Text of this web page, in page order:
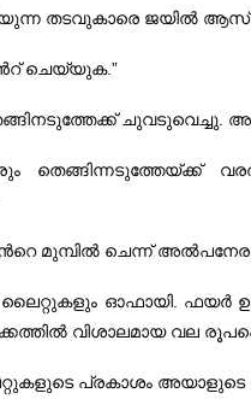
തടവുകാരെ ജയില്‍
ചെയ്യുക.”
ചുവടുവെച്ചു.
മുമ്പില്‍ ചെന്ന്‌
ലൈറ്റുകളും ഓഫായി.
വിശാലമായ വല
പ്രകാശം അയാളുടെ